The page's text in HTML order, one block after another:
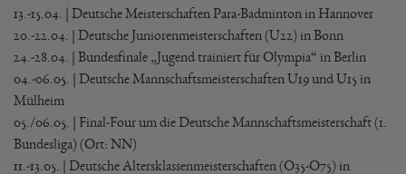
13.-15.04. | Deutsche Meisterschaften Para-Badminton in Hannover
20.-22.04. | Deutsche Juniorenmeisterschaften (U22) in Bonn
24.-28.04. | Bundesfinale „Jugend trainiert für Olympia“ in Berlin
04.-06.05. | Deutsche Mannschaftsmeisterschaften U19 und U15 in
Mülheim
05./06.05. | Final-Four um die Deutsche Mannschaftsmeisterschaft (1.
Bundesliga) (Ort: NN)
11.-13.05. | Deutsche Altersklassenmeisterschaften (O35-O75) in